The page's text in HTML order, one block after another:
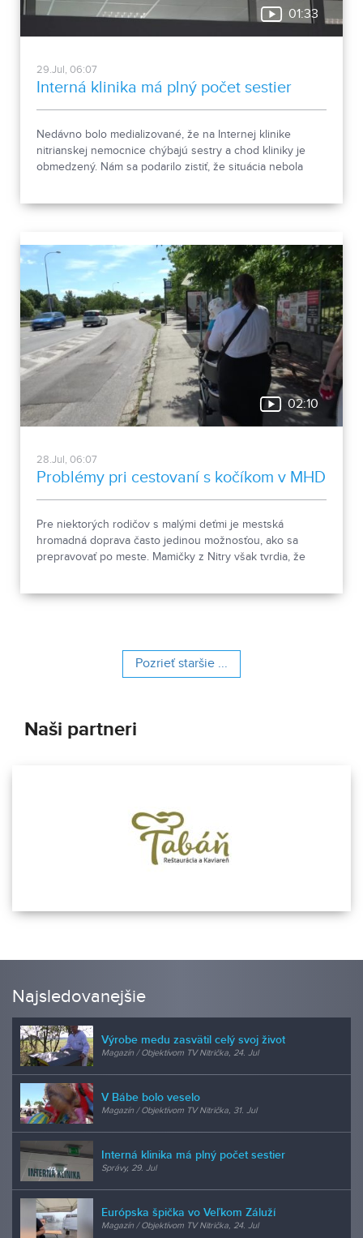
01:33
29.Jul, 06:07
Interná klinika má plný počet sestier
Nedávno bolo medializované, že na Internej klinike
nitrianskej nemocnice chýbajú sestry a chod kliniky je
obmedzený. Nám sa podarilo zistiť, že situácia nebola
02:10
28.Jul, 06:07
Problémy pri cestovaní s kočíkom v MHD
Pre niektorých rodičov s malými deťmi je mestská
hromadná doprava často jedinou možnosťou, ako sa
prepravovať po meste. Mamičky z Nitry však tvrdia, že
Pozrieť staršie ...
Naši partneri
Najsledovanejšie
Výrobe medu zasvätil celý svoj život
Magazín / Objektívom TV Nitrička, 24. Jul
V Bábe bolo veselo
Magazín / Objektívom TV Nitrička, 31. Jul
Interná klinika má plný počet sestier
Správy, 29. Jul
Európska špička vo Veľkom Záluží
Magazín / Objektívom TV Nitrička, 24. Jul